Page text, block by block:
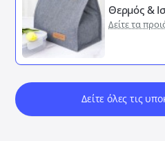
Θερμός &
Δείτε τα
Δείτε όλες τις